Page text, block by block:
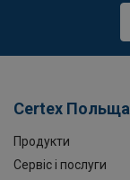
Certex Польща
Продукти
Сервіс і послуги